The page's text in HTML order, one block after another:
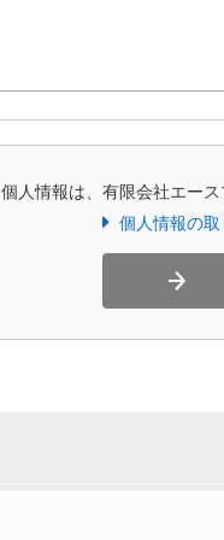
個人情報は、有限会社エー
個人情報の取